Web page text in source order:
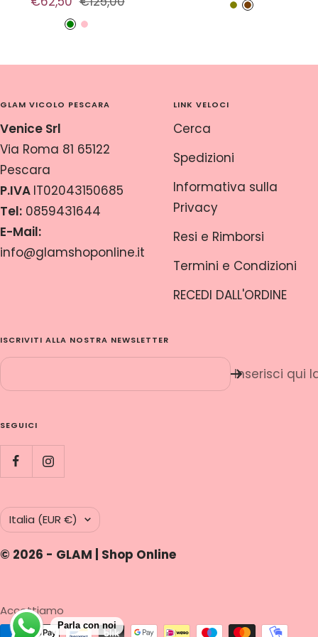
regolare
V
e
R
V
i
a
T
GLAM VICOLO PESCARA
Venice Srl
Via Roma 81 65122
Pescara
P.IVA IT02043150685
Tel: 0859431644
E-Mail:
info@glamshoponline.it
LINK VELOCI
Cerca
Spedizioni
Informativa sulla
Privacy
Resi e Rimborsi
Termini e Condizioni
RECEDI DALL'ORDINE
ISCRIVITI ALLA NOSTRA NEWSLETTER
Inserisci qui
SEGUICI
Paese/Area
geografica
Italia (EUR €)
© 2026 - GLAM | Shop Online
Accettiamo
Parla con noi